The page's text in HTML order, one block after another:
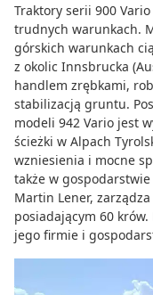
Traktory serii 900
trudnych warunkach.
górskich warunkach
z okolic Innsbrucka
handlem zrębkami,
stabilizacją gruntu.
modeli 942 Vario jest
ścieżki w Alpach
wzniesienia i mocne
także w
Martin Lener,
posiadającym 60
jego firmie i